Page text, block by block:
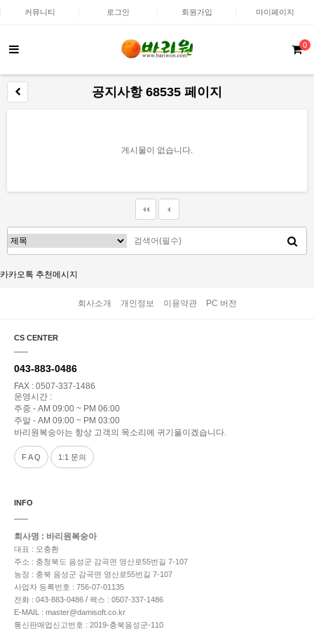
커뮤니티 로그인 회원가입 마이페이지
0
공지사항 68535 페이지
게시물이 없습니다.
카카오톡 추천메시지
회사소개 개인정보 이용약관 PC 버전
CS CENTER
043-883-0486
FAX : 0507-337-1486
운영시간 :
주중 - AM 09:00 ~ PM 06:00
주말 - AM 09:00 ~ PM 03:00
바리원복숭아는 항상 고객의 목소리에 귀기울이겠습니다.
F A Q 1:1 문의
INFO
회사명 : 바리원복숭아
대표 : 오충환
주소 : 충청북도 음성군 감곡면 영산로55번길 7-107
농장 : 충북 음성군 감곡면 영산로55번길 7-107
사업자 등록번호 : 756-07-01135
전화 : 043-883-0486 /팩스 : 0507-337-1486
E-MAIL : master@damisoft.co.kr
통신판매업신고번호 : 2019-충북음성군-110